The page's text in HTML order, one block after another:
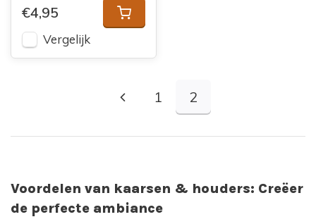
€4,95
Vergelijk
1 2
Voordelen van kaarsen & houders: Creëer
de perfecte ambiance